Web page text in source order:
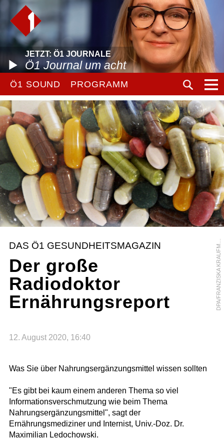
JETZT: Ö1 JOURNALE
Ö1 Journal um acht
Ö1 SOUND PROGRAMM
D
P
A
/
F
R
A
N
Z
I
S
K
A
K
R
A
U
F
M
A
N
N
DAS Ö1 GESUNDHEITSMAGAZIN
Der große
Radiodoktor
Ernährungsreport
12. August 2020, 16:40
Was Sie über Nahrungsergänzungsmittel wissen sollten
"Es gibt bei kaum einem anderen Thema so viel
Informationsverschmutzung wie beim Thema
Nahrungsergänzungsmittel", sagt der
Ernährungsmediziner und Internist, Univ.-Doz. Dr.
Maximilian Ledochowski.